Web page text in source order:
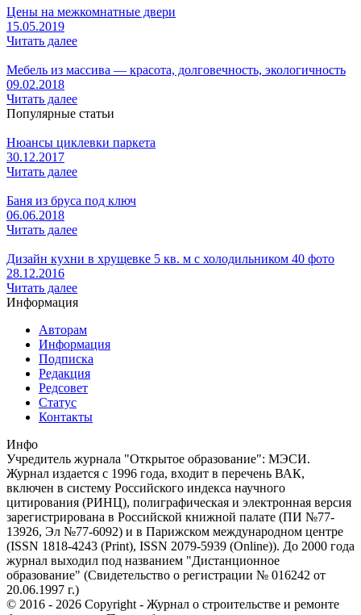
Цены на межкомнатные двери
15.05.2019
Читать далее
Мебель из массива — красота, долговечность, экологичность
09.02.2018
Читать далее
Популярные статьи
Нюансы циклевки паркета
30.12.2017
Читать далее
Баня из бруса под ключ
06.06.2018
Читать далее
Дизайн кухни в хрущевке 5 кв. м с холодильником 40 фото
28.12.2016
Читать далее
Информация
Авторам
Информация
Подписка
Редакция
Редсовет
Статус
Контакты
Инфо
Учредитель журнала "Открытое образование": МЭСИ.
Журнал издается с 1996 года, входит в перечень ВАК,
включен в систему Российского индекса научного
цитирования (РИНЦ), полиграфическая и электронная версия
зарегистрирована в Российской книжной палате (ПИ №77-
13926, Эл №77-6092) и в Парижском международном центре
(ISSN 1818-4243 (Print), ISSN 2079-5939 (Online)). До 2000 года
журнал выходил под названием "Дистанционное
образование" (Свидетельство о регистрации № 016242 от
20.06.1997 г.)
© 2016 - 2026 Copyright - Журнал о строительстве и ремонте